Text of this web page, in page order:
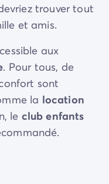
trouver tout
et amis.
aux
. Pour tous, de
sont
la location
le club enfants